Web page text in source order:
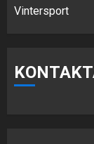
Vintersport